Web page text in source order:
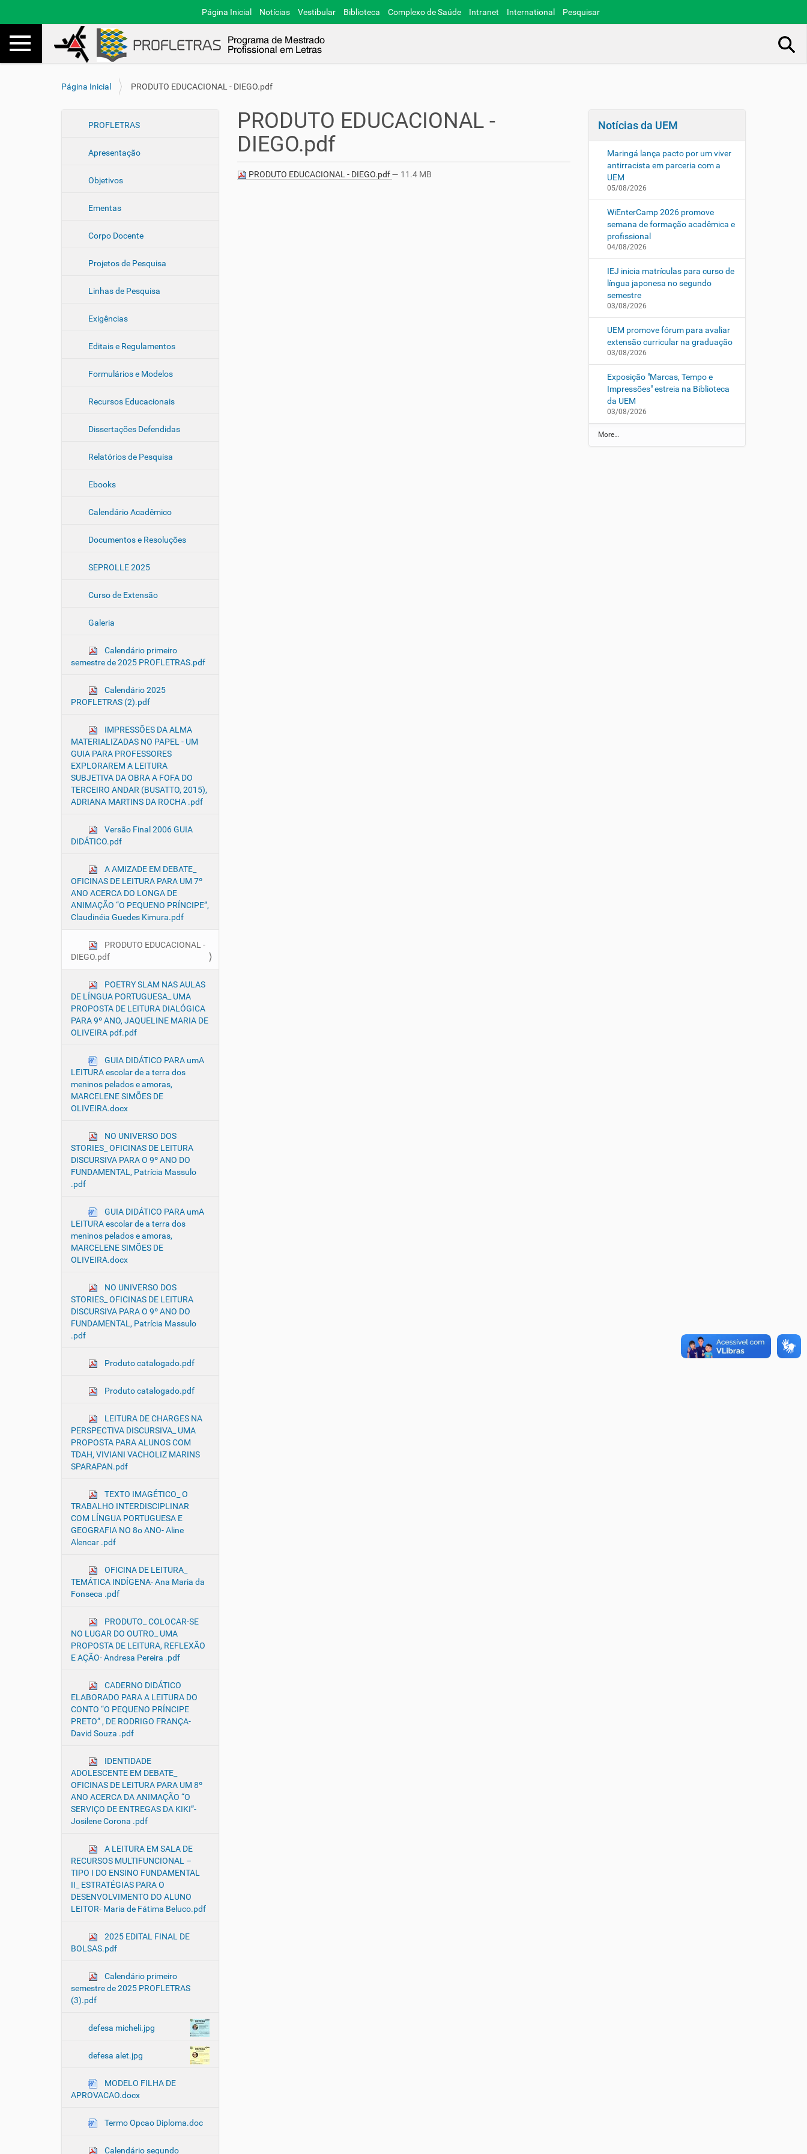
Página Inicial Notícias Vestibular Biblioteca Complexo de Saúde Intranet International Pesquisar
Toggle navigation Busca
V
Página Inicial PRODUTO EDUCACIONAL - DIEGO.pdf
PROFLETRAS
Apresentação
Objetivos
Ementas
Corpo Docente
Projetos de Pesquisa
Linhas de Pesquisa
Exigências
Editais e Regulamentos
Formulários e Modelos
Recursos Educacionais
Dissertações Defendidas
Relatórios de Pesquisa
Ebooks
Calendário Acadêmico
Documentos e Resoluções
SEPROLLE 2025
Curso de Extensão
Galeria
Calendário primeiro
semestre de 2025 PROFLETRAS.pdf
Calendário 2025
PROFLETRAS (2).pdf
IMPRESSÕES DA ALMA
MATERIALIZADAS NO PAPEL - UM
GUIA PARA PROFESSORES
EXPLORAREM A LEITURA
SUBJETIVA DA OBRA A FOFA DO
TERCEIRO ANDAR (BUSATTO, 2015),
ADRIANA MARTINS DA ROCHA .pdf
Versão Final 2006 GUIA
DIDÁTICO.pdf
A AMIZADE EM DEBATE_
OFICINAS DE LEITURA PARA UM 7º
ANO ACERCA DO LONGA DE
ANIMAÇÃO “O PEQUENO PRÍNCIPE”,
Claudinéia Guedes Kimura.pdf
PRODUTO EDUCACIONAL -
DIEGO.pdf
POETRY SLAM NAS AULAS
DE LÍNGUA PORTUGUESA_ UMA
PROPOSTA DE LEITURA DIALÓGICA
PARA 9º ANO, JAQUELINE MARIA DE
OLIVEIRA pdf.pdf
GUIA DIDÁTICO PARA umA
LEITURA escolar de a terra dos
meninos pelados e amoras,
MARCELENE SIMÕES DE
OLIVEIRA.docx
NO UNIVERSO DOS
STORIES_ OFICINAS DE LEITURA
DISCURSIVA PARA O 9º ANO DO
FUNDAMENTAL, Patrícia Massulo
.pdf
GUIA DIDÁTICO PARA umA
LEITURA escolar de a terra dos
meninos pelados e amoras,
MARCELENE SIMÕES DE
OLIVEIRA.docx
NO UNIVERSO DOS
STORIES_ OFICINAS DE LEITURA
DISCURSIVA PARA O 9º ANO DO
FUNDAMENTAL, Patrícia Massulo
.pdf
Produto catalogado.pdf
Produto catalogado.pdf
LEITURA DE CHARGES NA
PERSPECTIVA DISCURSIVA_ UMA
PROPOSTA PARA ALUNOS COM
TDAH, VIVIANI VACHOLIZ MARINS
SPARAPAN.pdf
TEXTO IMAGÉTICO_ O
TRABALHO INTERDISCIPLINAR
COM LÍNGUA PORTUGUESA E
GEOGRAFIA NO 8o ANO- Aline
Alencar .pdf
OFICINA DE LEITURA_
TEMÁTICA INDÍGENA- Ana Maria da
Fonseca .pdf
PRODUTO_ COLOCAR-SE
NO LUGAR DO OUTRO_ UMA
PROPOSTA DE LEITURA, REFLEXÃO
E AÇÃO- Andresa Pereira .pdf
CADERNO DIDÁTICO
ELABORADO PARA A LEITURA DO
CONTO “O PEQUENO PRÍNCIPE
PRETO” , DE RODRIGO FRANÇA-
David Souza .pdf
IDENTIDADE
ADOLESCENTE EM DEBATE_
OFICINAS DE LEITURA PARA UM 8º
ANO ACERCA DA ANIMAÇÃO “O
SERVIÇO DE ENTREGAS DA KIKI”-
Josilene Corona .pdf
A LEITURA EM SALA DE
RECURSOS MULTIFUNCIONAL –
TIPO I DO ENSINO FUNDAMENTAL
II_ ESTRATÉGIAS PARA O
DESENVOLVIMENTO DO ALUNO
LEITOR- Maria de Fátima Beluco.pdf
2025 EDITAL FINAL DE
BOLSAS.pdf
Calendário primeiro
semestre de 2025 PROFLETRAS
(3).pdf
defesa micheli.jpg
defesa alet.jpg
MODELO FILHA DE
APROVACAO.docx
Termo Opcao Diploma.doc
Calendário segundo
PRODUTO EDUCACIONAL -
DIEGO.pdf
PRODUTO EDUCACIONAL - DIEGO.pdf— 11.4 MB
Notícias da UEM
Maringá lança pacto por um viver
antirracista em parceria com a
UEM
05/08/2026
WiEnterCamp 2026 promove
semana de formação acadêmica e
profissional
04/08/2026
IEJ inicia matrículas para curso de
língua japonesa no segundo
semestre
03/08/2026
UEM promove fórum para avaliar
extensão curricular na graduação
03/08/2026
Exposição "Marcas, Tempo e
Impressões" estreia na Biblioteca
da UEM
03/08/2026
N
o
More…